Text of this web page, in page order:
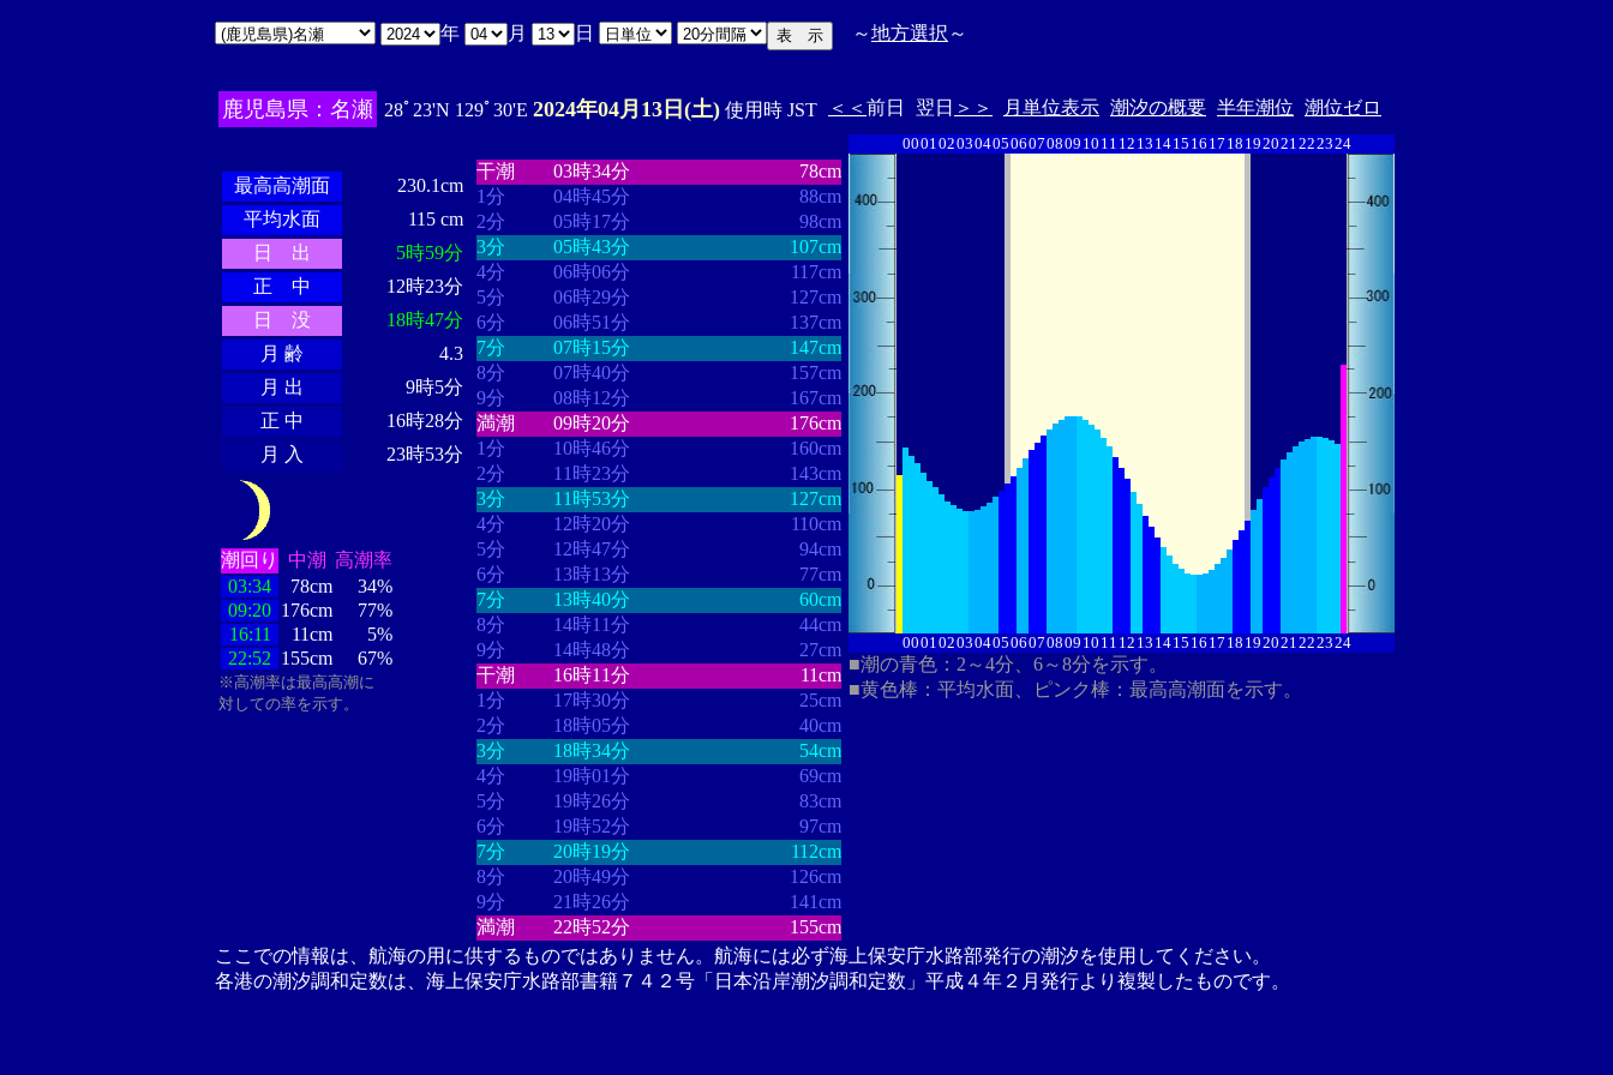
年 月 日 ～地方選択 ～
鹿児島県：名瀬 28ﾟ23'N 129ﾟ30'E 2024年04月13日(土) 使用時 JST ＜＜ 前日 翌日 ＞＞ 月単位表示 潮汐の概要 半年潮位 潮位ゼロ
最高高潮面
230.1cm
平均水面
115 cm
日 出
5時59分
正 中
12時23分
日 没
18時47分
月 齢
4.3
月 出
9時5分
正 中
16時28分
月 入
23時53分
潮回り 中潮 高潮率
03:34
78cm
34%
09:20 176cm
77%
16:11
11cm
5%
22:52 155cm 67%
※高潮率は最高高潮に
対しての率を示す。
干潮
03時34分
78cm
1分
04時45分
88cm
2分
05時17分
98cm
3分
05時43分
107cm
4分
06時06分
117cm
5分
06時29分
127cm
6分
06時51分
137cm
7分
07時15分
147cm
8分
07時40分
157cm
9分
08時12分
167cm
満潮
09時20分
176cm
1分
10時46分
160cm
2分
11時23分
143cm
3分
11時53分
127cm
4分
12時20分
110cm
5分
12時47分
94cm
6分
13時13分
77cm
7分
13時40分
60cm
8分
14時11分
44cm
9分
14時48分
27cm
干潮
16時11分
11cm
1分
17時30分
25cm
2分
18時05分
40cm
3分
18時34分
54cm
4分
19時01分
69cm
5分
19時26分
83cm
6分
19時52分
97cm
7分
20時19分
112cm
8分
20時49分
126cm
9分
21時26分
141cm
満潮
22時52分 155cm
00010203040506070809 10 11 12 13 1415 16 17 18 192021222324
00010203040506070809 10 11 12 13 1415 16 17 18 192021222324
■潮の青色：2～4分、6～8分を示す。
■黄色棒：平均水面、ピンク棒：最高高潮面を示す。
ここでの情報は、航海の用に供するものではありません。航海には必ず海上保安庁水路部発行の潮汐を使用してください。
各港の潮汐調和定数は、海上保安庁水路部書籍７４２号「日本沿岸潮汐調和定数」平成４年２月発行より複製したものです。